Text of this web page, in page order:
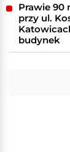
Prawie 90
przy ul.
budynek